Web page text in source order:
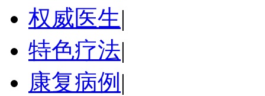
权威医生|
特色疗法|
康复病例 |